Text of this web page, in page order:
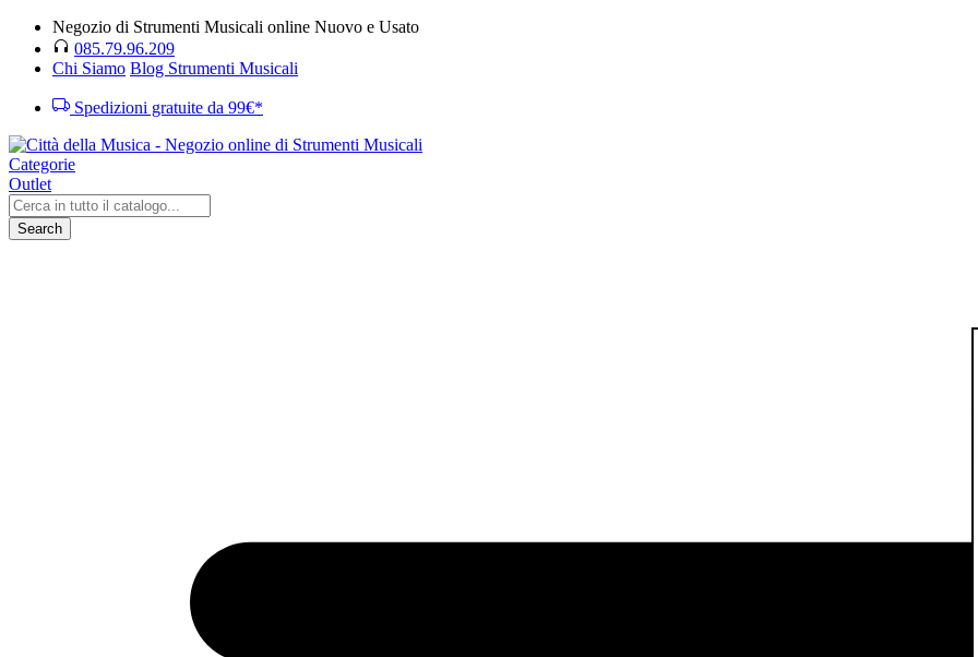
Negozio di Strumenti Musicali online Nuovo e Usato
085.79.96.209
Chi Siamo Blog Strumenti Musicali
Spedizioni gratuite da 99€*
Categorie
Outlet
Search